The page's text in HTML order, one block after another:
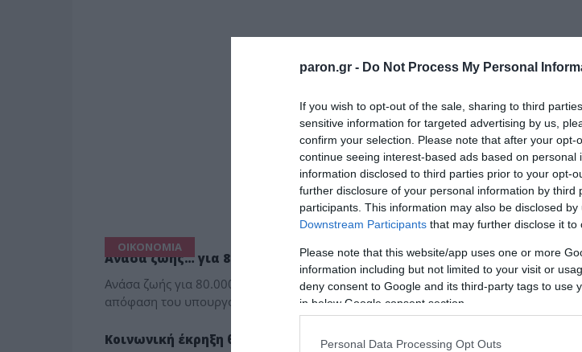
paron.gr - Do Not Process My Personal
If you wish to opt-out of the sale, sharing to third
sensitive information for targeted advertising by us,
confirm your selection. Please note that after your
continue seeing interest-based ads based on
information disclosed to third parties prior to your opt-
further disclosure of your personal information by third
participants. This information may also be disclosed
Downstream Participants that may further disclose it to
Please note that this website/app uses one or more
information including but not limited to your visit or
deny consent to Google and its third-party tags to use
in below Google consent section.
Personal Data Processing Opt Outs
ΟΙΚΟΝΟΜΙΑ
Ανάσα ζωής… για 80.000 δανειολήπτες του πρώην ΟΕΚ
Ανάσα ζωής για 80.000 δανειολήπτες του πρώην Οργανισμού Εργατικής Κατοικίας
απόφαση του υπουργού Εργασίας, παρατείνεται μέχρι τις 30 Ιουνίου η ρύθμιση
Κοινωνική έκρηξη θα φέρουν οι πλειστηριασμοί